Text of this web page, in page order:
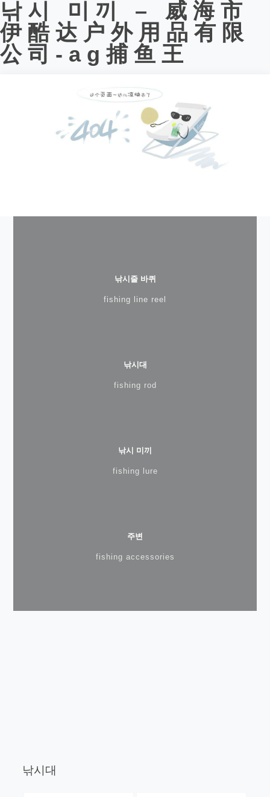
낚시 미끼 – 威海市
伊酷达户外用品有限
公司-ag捕鱼王
낚시줄 바퀴
fishing line reel
낚시대
fishing rod
낚시 미끼
fishing lure
주변
fishing accessories
낚시대